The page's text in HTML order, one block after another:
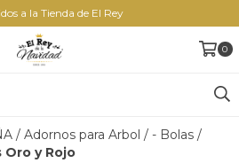
a la Tienda de El Rey
0
/ Adornos para Arbol / - Bolas /
Oro y Rojo